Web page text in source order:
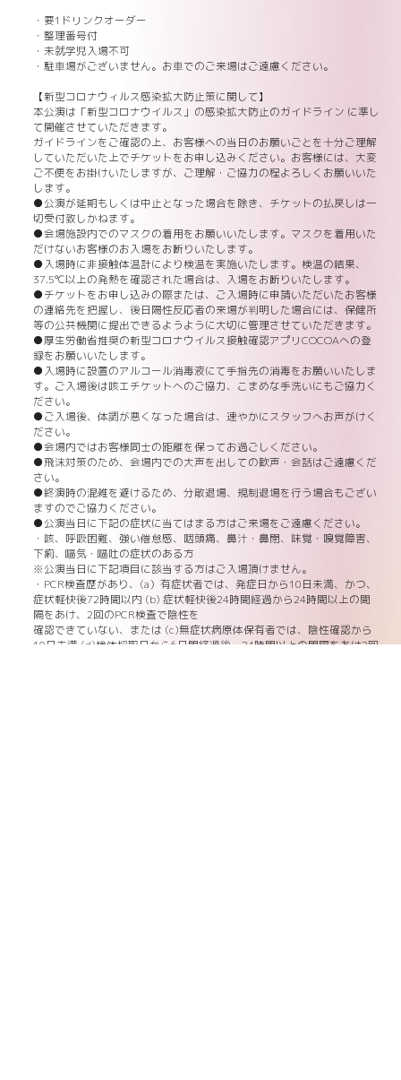
・要1ドリンクオーダー
・整理番号付
・未就学児入場不可
・駐車場がございません。お車でのご来場はご遠慮ください。
【新型コロナウィルス感染拡大防止策に関して】
本公演は「新型コロナウイルス」の感染拡大防止のガイドライン に準し
て開催させていただきます。
ガイドラインをご確認の上、お客様への当日のお願いごとを十分ご理解
していただいた上でチケットをお申し込みください。お客様には、大変
ご不便をお掛けいたしますが、ご理解・ご協力の程よろしくお願いいた
します。
●公演が延期もしくは中止となった場合を除き、チケットの払戻しは一
切受付致しかねます。
●会場施設内でのマスクの着用をお願いいたします。マスクを着用いた
だけないお客様のお入場をお断りいたします。
●入場時に非接触体温計により検温を実施いたします。検温の結果、
37.5℃以上の発熱を確認された場合は、入場をお断りいたします。
●チケットをお申し込みの際または、ご入場時に申請いただいたお客様
の連絡先を把握し、後日陽性反応者の来場が判明した場合には、保健所
等の公共機関に提出できるようように大切に管理させていただきます。
●厚生労働省推奨の新型コロナウイルス接触確認アプリCOCOAへの登
録をお願いいたします。
●入場時に設置のアルコール消毒液にて手指先の消毒をお願いいたしま
す。ご入場後は咳エチケットへのご協力、こまめな手洗いにもご協力く
ださい。
●ご入場後、体調が悪くなった場合は、速やかにスタッフへお声がけく
ださい。
●会場内ではお客様同士の距離を保ってお過ごしください。
●飛沫対策のため、会場内での大声を出しての歓声・会話はご遠慮くだ
さい。
●終演時の混雑を避けるため、分散退場、規制退場を行う場合もござい
ますのでご協力ください。
●公演当日に下記の症状に当てはまる方はご来場をご遠慮ください。
・咳、呼吸困難、強い倦怠感、咽頭痛、鼻汁・鼻閉、味覚・嗅覚障害、
下痢、嘔気・嘔吐の症状のある方
※公演当日に下記項目に該当する方はご入場頂けません。
・PCR検査歴があり、(a）有症状者では、発症日から10日未満、かつ、
症状軽快後72時間以内 (b) 症状軽快後24時間経過から24時間以上の間
隔をあけ、2回のPCR検査で陰性を
確認できていない、または (c)無症状病原体保有者では、陰性確認から
10日未満 (d)検体採取日から6日間経過後、24時間以上の間隔をあけ2回